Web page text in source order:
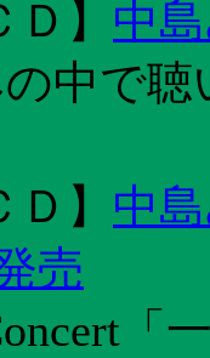
Ｄ 】 中
の中で
Ｄ 】 中
売